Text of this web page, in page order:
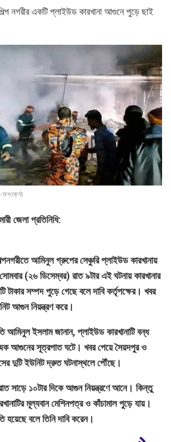
নগরীর একটি প্লাইউড কারখানা আগুনে পুড়ে ছাই
সত্যকন্ঠ
জেলা প্রতিনিধি:
আমিনুল গ্রুপের সেঞ্চুরি প্লাইউড কারখানায়
(২৬ ডিসেম্বর) রাত ৯টার এই ঘটনায় কারখানার
টাকার সম্পদ পুড়ে গেছে বলে দাবি কর্তৃপক্ষের। খবর
আগুন নিয়ন্ত্রণ করে।
আমিনুল ইসলাম জানান, প্লাইউড কারখানাটি বন্ধ
আগুনের সূত্রপাত ঘটে। খবর পেয়ে সৈয়দপুর ও
দুটি ইউনিট দ্রুত ঘটনাস্থলে পৌঁছে।
রাত সাড়ে ১০টার দিকে আগুন নিয়ন্ত্রণে আনে। কিন্তু
মূল্যবান মেশিনপত্র ও কাঁচামাল পুড়ে যায়।
বলে তিনি দাবি করেন।